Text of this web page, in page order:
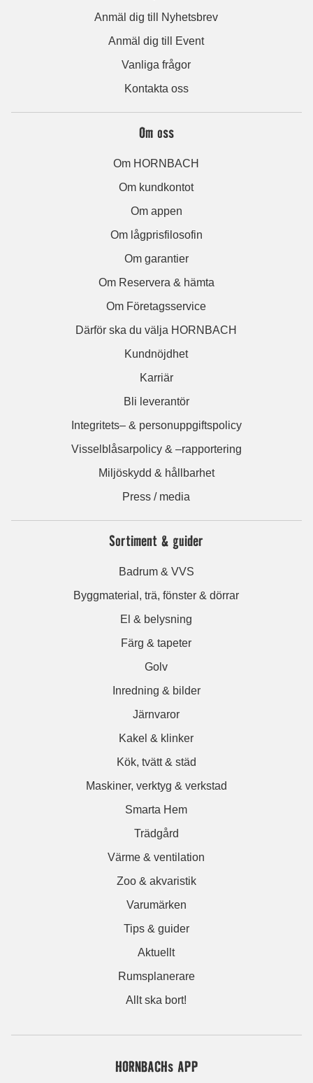
Anmäl dig till Nyhetsbrev
Anmäl dig till Event
Vanliga frågor
Kontakta oss
Om oss
Om HORNBACH
Om kundkontot
Om appen
Om lågprisfilosofin
Om garantier
Om Reservera & hämta
Om Företagsservice
Därför ska du välja HORNBACH
Kundnöjdhet
Karriär
Bli leverantör
Integritets– & personuppgiftspolicy
Visselblåsarpolicy & –rapportering
Miljöskydd & hållbarhet
Press / media
Sortiment & guider
Badrum & VVS
Byggmaterial, trä, fönster & dörrar
El & belysning
Färg & tapeter
Golv
Inredning & bilder
Järnvaror
Kakel & klinker
Kök, tvätt & städ
Maskiner, verktyg & verkstad
Smarta Hem
Trädgård
Värme & ventilation
Zoo & akvaristik
Varumärken
Tips & guider
Aktuellt
Rumsplanerare
Allt ska bort!
HORNBACHs APP